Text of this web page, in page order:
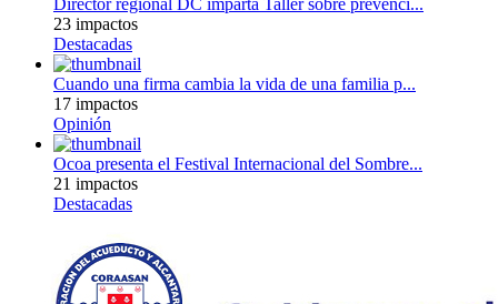
Director regional DC imparta Taller sobre prevenci...
23 impactos
Destacadas
Cuando una firma cambia la vida de una familia p...
17 impactos
Opinión
Ocoa presenta el Festival Internacional del Sombre...
21 impactos
Destacadas